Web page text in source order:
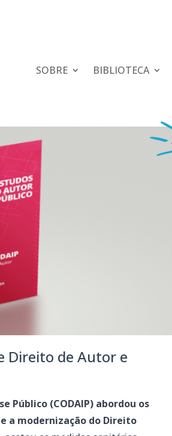
SOBRE BIBLIOTECA
Direito de Autor e
Público (CODAIP) abordou os
a modernização do Direito